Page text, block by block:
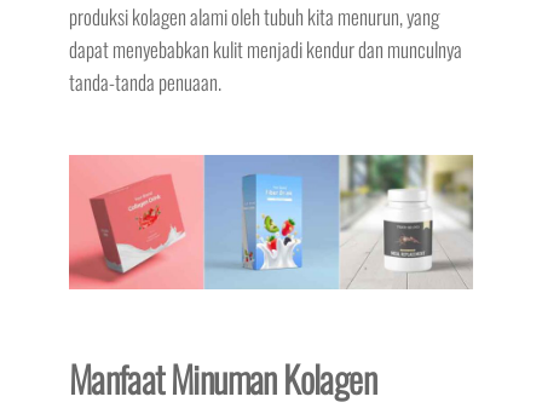
produksi kolagen alami oleh tubuh kita menurun, yang
dapat menyebabkan kulit menjadi kendur dan munculnya
tanda-tanda penuaan.
Manfaat Minuman Kolagen